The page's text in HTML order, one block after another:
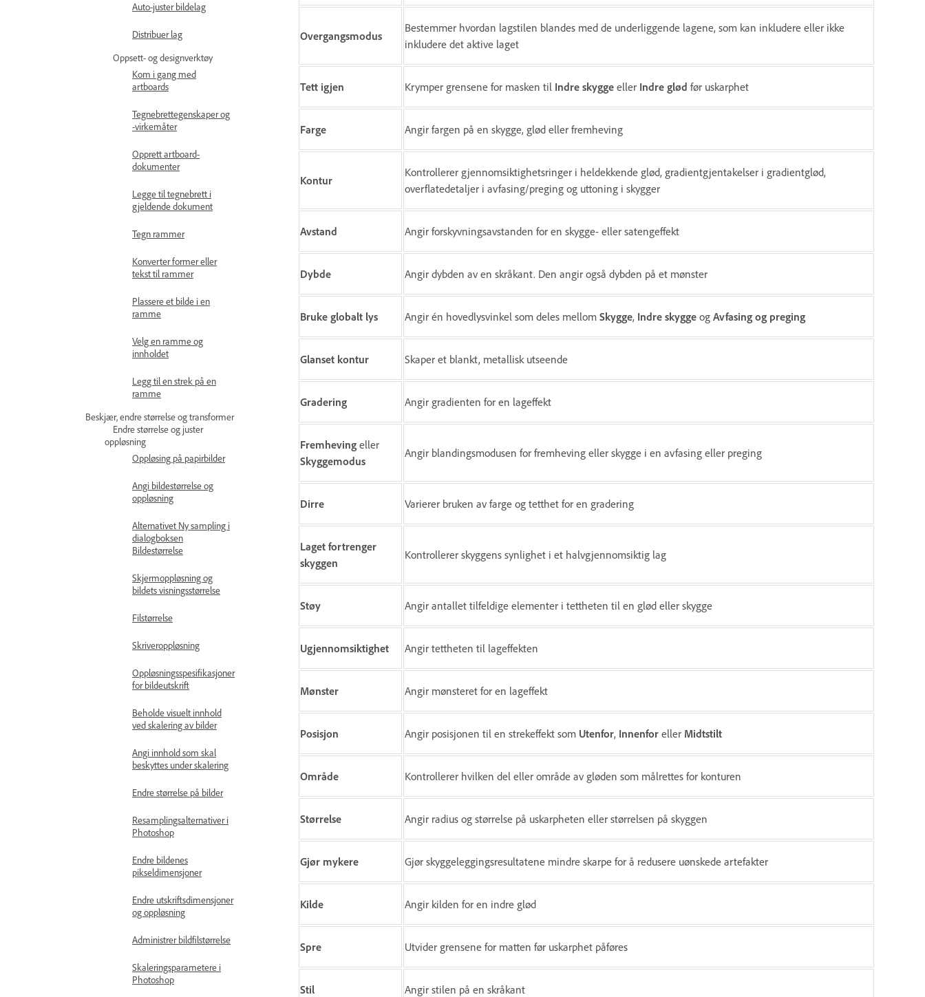
Auto-juster bildelag
Distribuer lag
Oppsett- og designverktøy
Kom i gang med
artboards
Tegnebrettegenskaper og
-virkemåter
Opprett artboard-
dokumenter
Legge til tegnebrett i
gjeldende dokument
Tegn rammer
Konverter former eller
tekst til rammer
Plassere et bilde i en
ramme
Velg en ramme og
innholdet
Legg til en strek på en
ramme
Beskjær, endre størrelse og transformer
Endre størrelse og juster
oppløsning
Oppløsing på papirbilder
Angi bildestørrelse og
oppløsning
Alternativet Ny sampling i
dialogboksen
Bildestørrelse
Skjermoppløsning og
bildets visningsstørrelse
Filstørrelse
Skriveroppløsning
Oppløsningsspesifikasjoner
for bildeutskrift
Beholde visuelt innhold
ved skalering av bilder
Angi innhold som skal
beskyttes under skalering
Endre størrelse på bilder
Resamplingsalternativer i
Photoshop
Endre bildenes
pikseldimensjoner
Endre utskriftsdimensjoner
og oppløsning
Administrer bildfilstørrelse
Skaleringsparametere i
Photoshop
Overgangsmodus
Bestemmer hvordan lagstilen blandes med de underliggende lagene, som kan inkludere eller ikke
inkludere det aktive laget
Tett igjen Krymper grensene for masken til Indre skygge eller Indre glød før uskarphet
Farge Angir fargen på en skygge, glød eller fremheving
Kontur
Kontrollerer gjennomsiktighetsringer i heldekkende glød, gradientgjentakelser i gradientglød,
overflatedetaljer i avfasing/preging og uttoning i skygger
Avstand Angir forskyvningsavstanden for en skygge- eller satengeffekt
Dybde Angir dybden av en skråkant. Den angir også dybden på et mønster
Bruke globalt lys Angir én hovedlysvinkel som deles mellom Skygge, Indre skygge og Avfasing og preging
Glanset kontur Skaper et blankt, metallisk utseende
Gradering Angir gradienten for en lageffekt
Fremheving eller
Skyggemodus
Angir blandingsmodusen for fremheving eller skygge i en avfasing eller preging
Dirre Varierer bruken av farge og tetthet for en gradering
Laget fortrenger
skyggen
Kontrollerer skyggens synlighet i et halvgjennomsiktig lag
Støy Angir antallet tilfeldige elementer i tettheten til en glød eller skygge
Ugjennomsiktighet Angir tettheten til lageffekten
Mønster Angir mønsteret for en lageffekt
Posisjon Angir posisjonen til en strekeffekt som Utenfor, Innenfor eller Midtstilt
Område Kontrollerer hvilken del eller område av gløden som målrettes for konturen
Størrelse Angir radius og størrelse på uskarpheten eller størrelsen på skyggen
Gjør mykere Gjør skyggeleggingsresultatene mindre skarpe for å redusere uønskede artefakter
Kilde Angir kilden for en indre glød
Spre Utvider grensene for matten før uskarphet påføres
Stil Angir stilen på en skråkant